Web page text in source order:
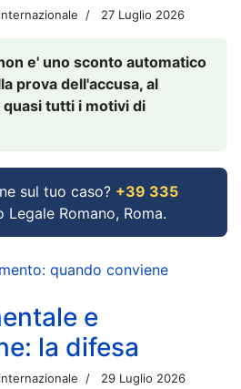
27 Luglio 2026
e' uno sconto automatico
prova dell'accusa, al
tutti i motivi di
sul tuo caso? +39 335
Romano, Roma.
quando conviene
e
la difesa
29 Luglio 2026